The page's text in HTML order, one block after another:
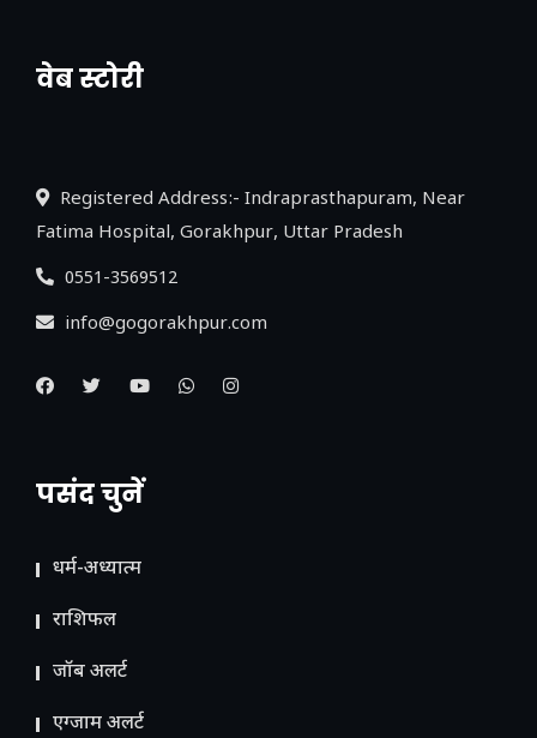
वेब स्टोरी
नया एक्सप्रेसवे: पूर्वांचल का लक, डेवलपमेंट का
Registered Address:- Indraprasthapuram, Near
Fatima Hospital, Gorakhpur, Uttar Pradesh
0551-3569512
info@gogorakhpur.com
पसंद चुनें
धर्म-अध्यात्म
राशिफल
जॉब अलर्ट
एग्जाम अलर्ट